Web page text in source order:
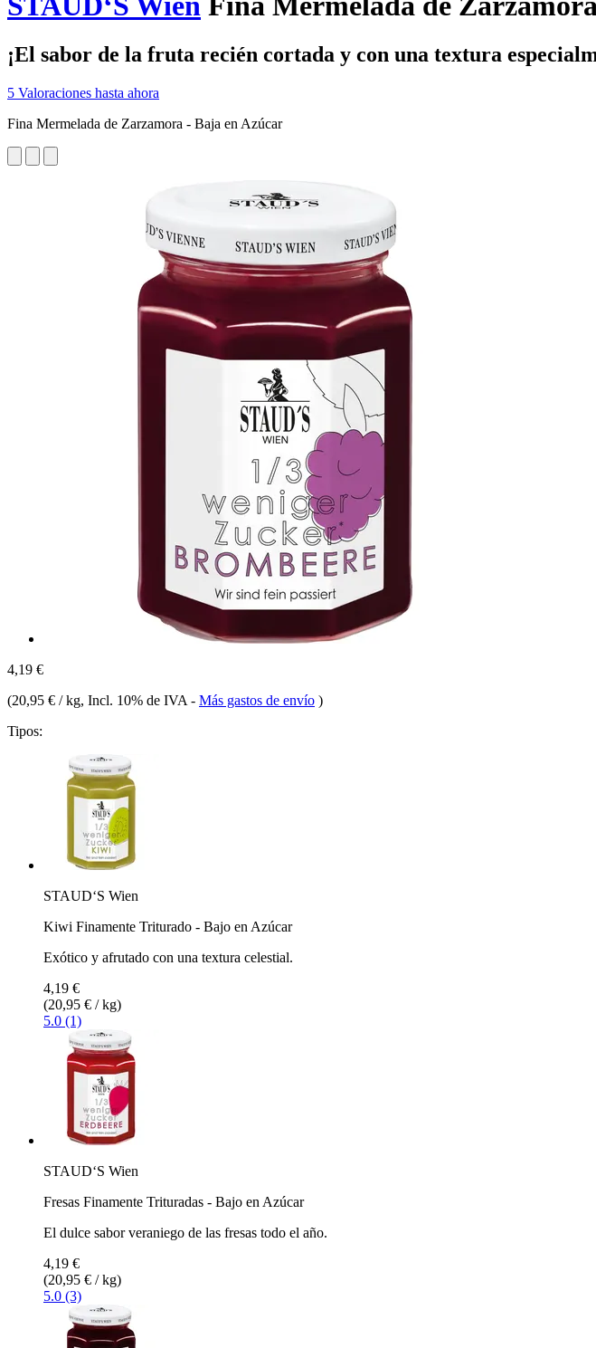
¡El sabor de la fruta recién cortada y con una textura
5 Valoraciones hasta ahora
Fina Mermelada de Zarzamora - Baja en Azúcar
4,19 €
(20,95 € / kg, Incl. 10% de IVA - Más gastos de envío )
Tipos:
STAUD‘S Wien
Kiwi Finamente Triturado - Bajo en Azúcar
Exótico y afrutado con una textura celestial.
4,19 €
(20,95 € / kg)
5.0 (1)
STAUD‘S Wien
Fresas Finamente Trituradas - Bajo en Azúcar
El dulce sabor veraniego de las fresas todo el año.
4,19 €
(20,95 € / kg)
5.0 (3)